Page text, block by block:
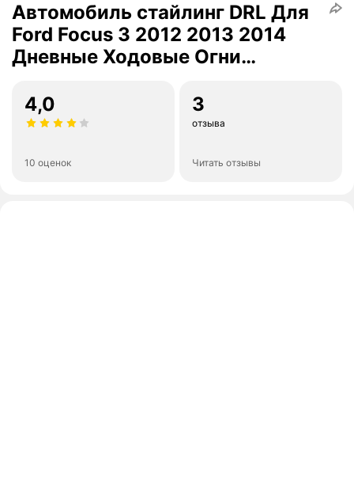
Автомобиль стайлинг DRL Для
Ford Focus 3 2012 2013 2014
Дневные Ходовые Огни
крышка белый Дневной Свет
4,0
10 оценок
3
отзыва
Читать отзывы